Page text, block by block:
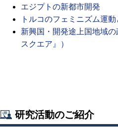
エジプトの新都市開発
トルコのフェミニズム運動
新興国・開発途上国地域
スクエア』）
研究活動のご紹介